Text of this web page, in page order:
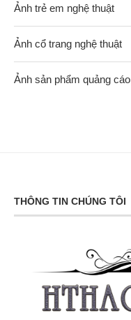
Ảnh trẻ em nghệ thuật
Ảnh cổ trang nghệ thuật
Ảnh sản phẩm quảng cáo
THÔNG TIN CHÚNG TÔI